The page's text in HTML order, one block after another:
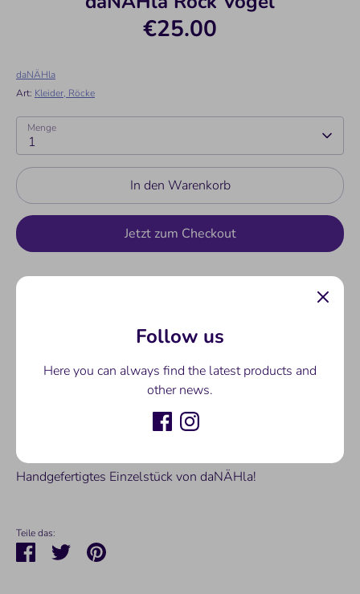
€25.00
daNÄHla
Art: Kleider, Röcke
Menge
1
In den Warenkorb
Jetzt zum Checkout
Shop-Informationen anzeigen
Genäht aus Baumwoll-Sweat!
Handgefertigtes Einzelstück von daNÄHla!
Teile das:
TeilenTwitternPinnen
Follow us
Here you can always find the latest products and
other news.